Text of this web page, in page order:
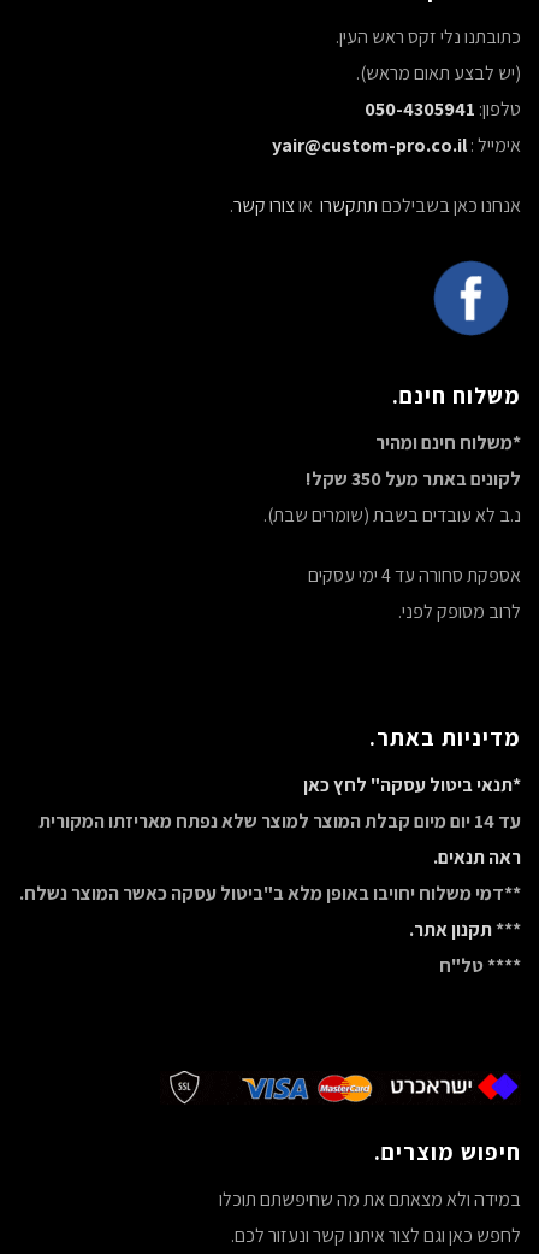
כתובתנו נלי זקס ראש העין.
(יש לבצע תאום מראש).
טלפון: 050-4305941
אימייל :yair@custom-pro.co.il
אנחנו כאן בשבילכםתתקשרו אוצורו קשר.
משלוח חינם.
*משלוח חינם ומהיר
לקונים באתר מעל 350 שקל!
נ.ב לא עובדים בשבת (שומרים שבת).
אספקת סחורה עד 4 ימי עסקים
לרוב מסופק לפני.
מדיניות באתר.
*תנאי ביטול עסקה" לחץ כאן
עד 14 יום מיום קבלת המוצר למוצר שלא נפתח מאריזתו המקורית
ראה תנאים.
**דמי משלוח יחויבו באופן מלא ב"ביטול עסקה כאשר המוצר נשלח.
***תקנון אתר.
**** טל"ח
חיפוש מוצרים.
במידה ולא מצאתם את מה שחיפשתם תוכלו
לחפש כאן וגם לצור איתנו קשר ונעזור לכם.